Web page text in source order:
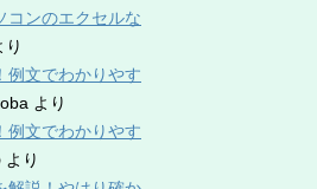
コンのエクセルな
り
例文でわかりやす
より
例文でわかりやす
より